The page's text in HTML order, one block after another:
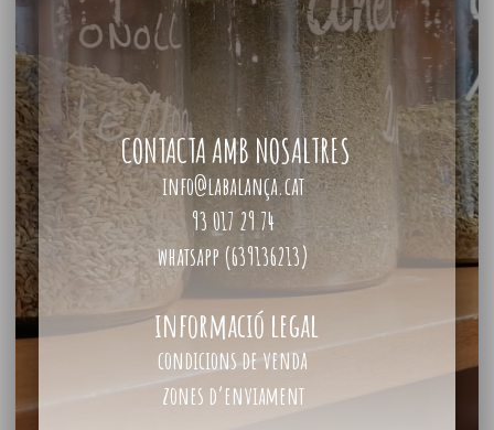
CONTACTA AMB NOSALTRES
info@labalança.cat
93 017 29 74
whatsapp (639136213)
informació legal
condicions de venda
zones d’enviament